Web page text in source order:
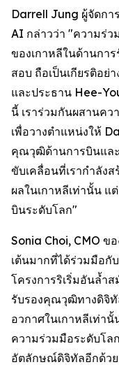
Darrell Jung ผู้จัดกา
AI กล่าวว่า "ความร่ว
ของเกาหลีในด้านกา
สอบ ถือเป็นเกียรติอย่
และประธาน Hee-
นี้ เราร่วมกันผสานคว
เพื่อวางตำแหน่งให้
คุณวุฒิด้านการบินและ
ขับเคลื่อนที่เรากำลังส
ผลในเกาหลีเท่านั้น แ
บินระดับโลก"
Sonia Choi, CMO ข
เต้นมากที่ได้ร่วมมือกั
โครงการริเริ่มอันล้ำ
รับรองคุณวุฒิทางดิจิ
อวกาศในเกาหลีเท่า
ความร่วมมือระดับโล
อัตลักษณ์ดิจิทัลอีกด้วย